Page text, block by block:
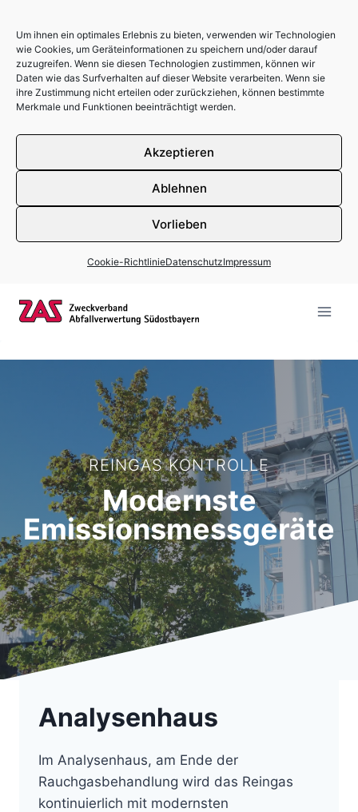
Um ihnen ein optimales Erlebnis zu bieten, verwenden wir Technologien
wie Cookies, um Geräteinformationen zu speichern und/oder darauf
zuzugreifen. Wenn sie diesen Technologien zustimmen, können wir
Daten wie das Surfverhalten auf dieser Website verarbeiten. Wenn sie
ihre Zustimmung nicht erteilen oder zurückziehen, können bestimmte
Merkmale und Funktionen beeinträchtigt werden.
Akzeptieren
Ablehnen
Vorlieben
Cookie-RichtlinieDatenschutzImpressum
REINGAS KONTROLLE
Modernste
Emissionsmessgeräte
Analysenhaus
Im Analysenhaus, am Ende der
Rauchgasbehandlung wird das Reingas
kontinuierlich mit modernsten